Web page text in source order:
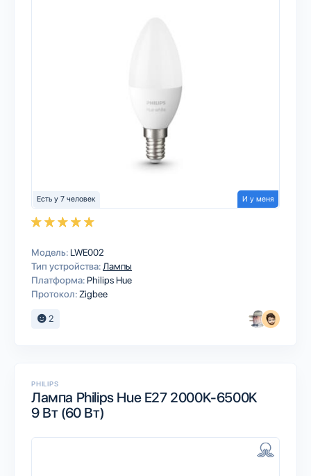
Есть у 7 человек И у меня
Модель: LWE002
Тип устройства: Лампы
Платформа: Philips Hue
Протокол: Zigbee
2
PHILIPS
Лампа Philips Hue E27 2000K-6500K
9 Вт (60 Вт)